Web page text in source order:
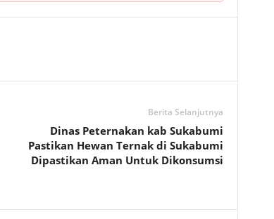
Berita Selanjutnya
Dinas Peternakan kab Sukabumi
Pastikan Hewan Ternak di Sukabumi
Dipastikan Aman Untuk Dikonsumsi